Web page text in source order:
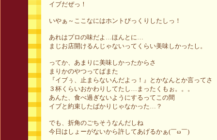
イブだぜっ！
いやぁ～ここなにはホントびっくりしたしっ！
あれはプロの味だよ…ほんとに…
まじお店開けるんじゃないってくらい美味しかったし。
ってか、あまりに美味しかったからさ
まりかのやつってばまた
『イブぅ、止まらないんだよっ！』とかなんとか言ってさ
３杯くらいおかわりしてたし…まったくもぉ。。。
あんた、食べ過ぎないようにするってこの間
イブと約束したばかりじゃなかった…？
でも、折角のごちそうなんだしね
今日はしょーがないから許してあげるかぁ(￣ω￣)